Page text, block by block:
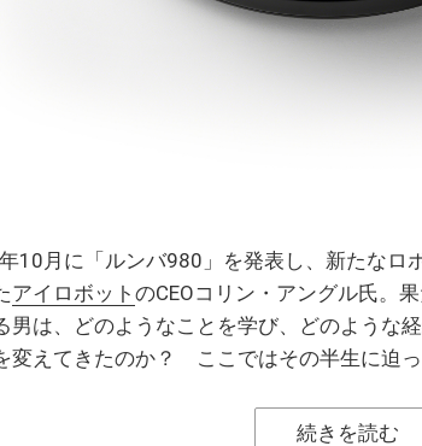
10月に「ルンバ980」を発表し、新たなロ
アイロボット のCEOコリン・アングル氏。
男は、どのようなことを学び、どのような
変えてきたのか？ ここではその半生に迫っ
続きを読む